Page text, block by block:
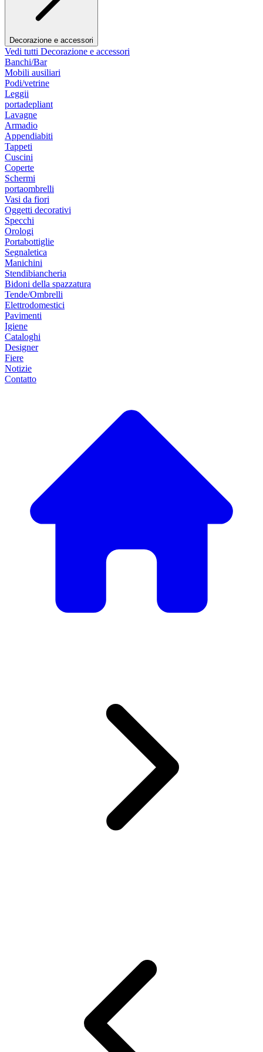
Decorazione e accessori
Vedi tutti Decorazione e accessori
Banchi/Bar
Mobili ausiliari
Podi/vetrine
Leggii
portadepliant
Lavagne
Armadio
Appendiabiti
Tappeti
Cuscini
Coperte
Schermi
portaombrelli
Vasi da fiori
Oggetti decorativi
Specchi
Orologi
Portabottiglie
Segnaletica
Manichini
Stendibiancheria
Bidoni della spazzatura
Tende/Ombrelli
Elettrodomestici
Pavimenti
Igiene
Cataloghi
Designer
Fiere
Notizie
Contatto